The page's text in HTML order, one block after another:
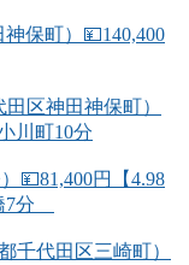
保町）💴140,400
区神田神保町）
川町10分
💴81,400円【4.98
7分
千代田区三崎町）